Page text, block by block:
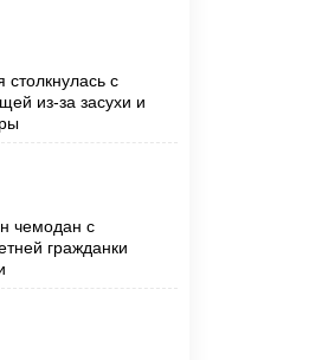
столкнулась с
из-за засухи и
чемодан с
гражданки